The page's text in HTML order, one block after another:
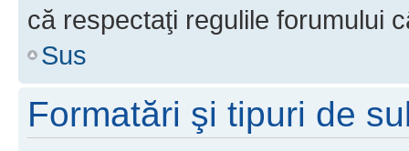
că respectaţi regulile forumului
Sus
Formatări şi tipuri de